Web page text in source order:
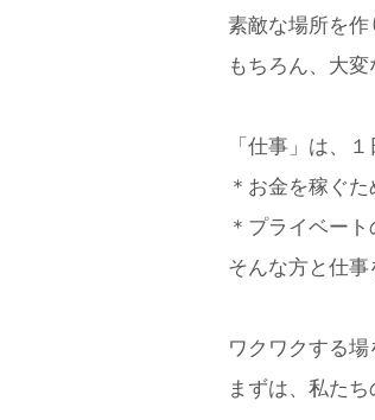
素敵な場所を作
もちろん、大
「 仕事」は、１
＊お金を稼 ぐ
＊プライベー
そんな方と仕事
ワクワクする
まずは、私た